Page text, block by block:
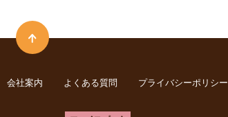
会社案内 よくある質問 プライバシーポリシー